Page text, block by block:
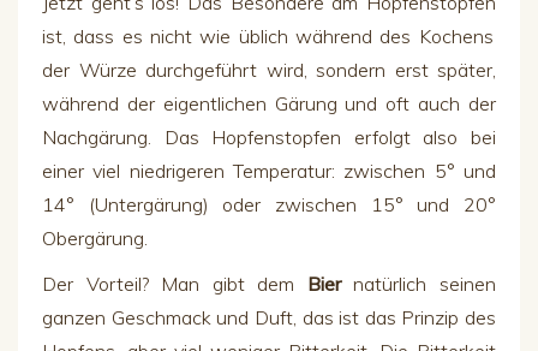
ist, dass es nicht wie üblich während des Kochens
der Würze durchgeführt wird, sondern erst später,
während der eigentlichen Gärung und oft auch der
Nachgärung. Das Hopfenstopfen erfolgt also bei
einer viel niedrigeren Temperatur: zwischen 5° und
14° (Untergärung) oder zwischen 15° und 20°
Obergärung.
Der Vorteil? Man gibt dem Biernatürlich seinen
ganzen Geschmack und Duft, das ist das Prinzip des